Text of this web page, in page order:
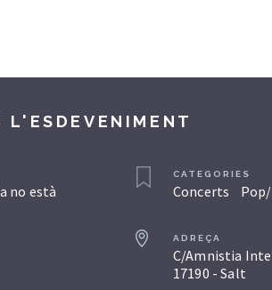
L'ESDEVENIMENT
no està
CATEGORIES
Concerts
ADREÇA
C/Amnistia
17190 - Salt